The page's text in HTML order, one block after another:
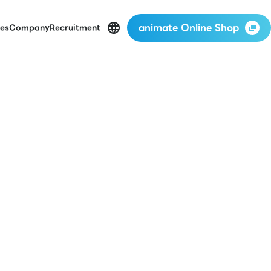
CompanyRecruitment animate Online Shop